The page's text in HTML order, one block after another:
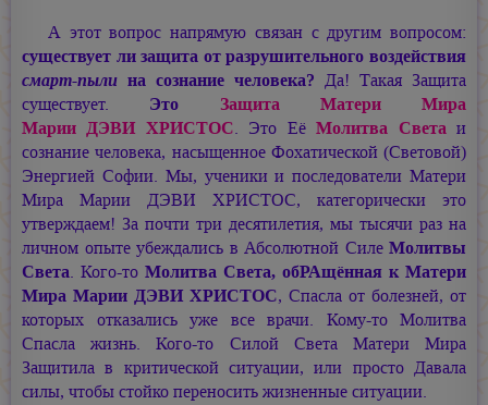
А этот вопрос напрямую связан с другим вопросом:
существует ли защита от разрушительного воздействия
смарт-пыли на сознание человека? Да! Такая Защита
существует. Это Защита Матери Мира
Марии ДЭВИ ХРИСТОС. Это ЕёМолитва Светаи
сознание человека, насыщенное Фохатической (Световой)
Энергией Софии. Мы, ученики и последователи Матери
Мира Марии ДЭВИ ХРИСТОС, категорически это
утверждаем! За почти три десятилетия, мы тысячи раз на
личном опыте убеждались в Абсолютной Силе Молитвы
Света. Кого-то Молитва Света, обРАщённая к Матери
Мира Марии ДЭВИ ХРИСТОС, Спасла от болезней, от
которых отказались уже все врачи. Кому-то Молитва
Спасла жизнь. Кого-то Силой Света Матери Мира
Защитила в критической ситуации, или просто Давала
силы, чтобы стойко переносить жизненные ситуации.